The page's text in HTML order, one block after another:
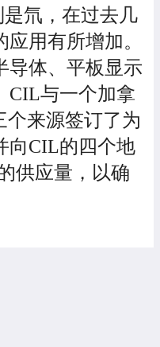
氘，在过去几
用有所增加。
导体、平板显示
CIL与一个加拿
个来源签订了为
向CIL的四个地
供应量，以确